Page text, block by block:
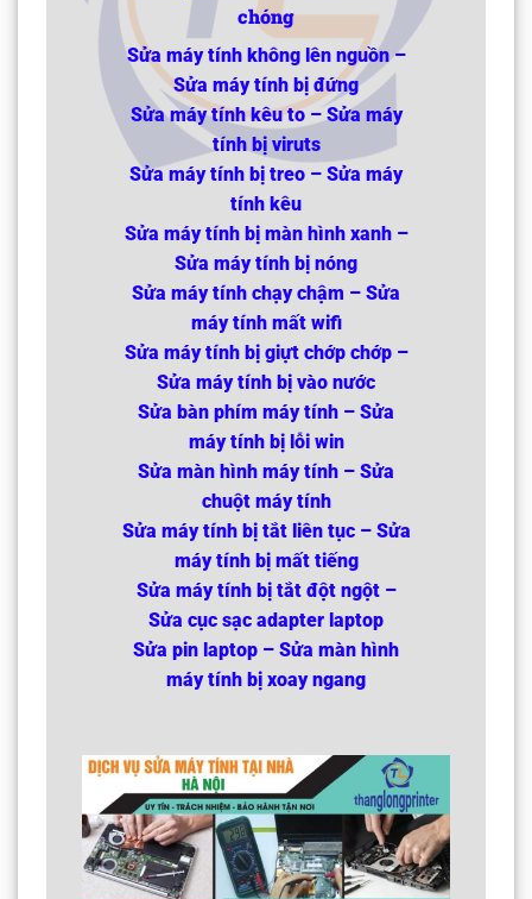
chóng
Sửa máy tính không lên nguồn –
Sửa máy tính bị đứng
Sửa máy tính kêu to – Sửa máy
tính bị viruts
Sửa máy tính bị treo – Sửa máy
tính kêu
Sửa máy tính bị màn hình xanh –
Sửa máy tính bị nóng
Sửa máy tính chạy chậm – Sửa
máy tính mất wifi
Sửa máy tính bị giựt chớp chớp –
Sửa máy tính bị vào nước
Sửa bàn phím máy tính – Sửa
máy tính bị lỗi win
Sửa màn hình máy tính – Sửa
chuột máy tính
Sửa máy tính bị tắt liên tục – Sửa
máy tính bị mất tiếng
Sửa máy tính bị tắt đột ngột –
Sửa cục sạc adapter laptop
Sửa pin laptop – Sửa màn hình
máy tính bị xoay ngang